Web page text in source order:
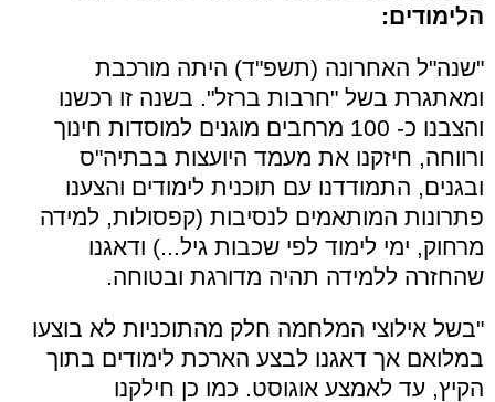
הלימודים:
"שנה"ל האחרונה (תשפ"ד) היתה מורכבת
ומאתגרת בשל "חרבות ברזל". בשנה זו רכשנו
והצבנו כ- 100 מרחבים מוגנים למוסדות חינוך
ורווחה, חיזקנו את מעמד היועצות בבתיה"ס
ובגנים, התמודדנו עם תוכנית לימודים והצענו
פתרונות המותאמים לנסיבות (קפסולות, למידה
מרחוק, ימי לימוד לפי שכבות גיל...) ודאגנו
שהחזרה ללמידה תהיה מדורגת ובטוחה.
"בשל אילוצי המלחמה חלק מהתוכניות לא בוצעו
במלואם אך דאגנו לבצע הארכת לימודים בתוך
הקיץ, עד לאמצע אוגוסט. כמו כן חילקנו